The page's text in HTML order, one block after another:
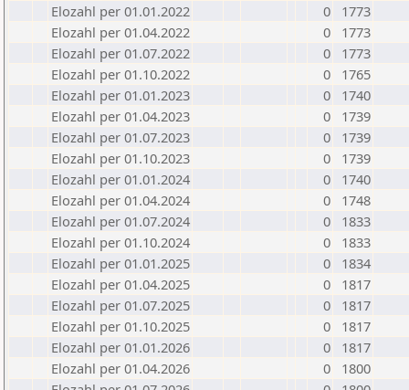
Elozahl per 01.01.2022
0
1773
Elozahl per 01.04.2022
0
1773
Elozahl per 01.07.2022
0
1773
Elozahl per 01.10.2022
0
1765
Elozahl per 01.01.2023
0
1740
Elozahl per 01.04.2023
0
1739
Elozahl per 01.07.2023
0
1739
Elozahl per 01.10.2023
0
1739
Elozahl per 01.01.2024
0
1740
Elozahl per 01.04.2024
0
1748
Elozahl per 01.07.2024
0
1833
Elozahl per 01.10.2024
0
1833
Elozahl per 01.01.2025
0
1834
Elozahl per 01.04.2025
0
1817
Elozahl per 01.07.2025
0
1817
Elozahl per 01.10.2025
0
1817
Elozahl per 01.01.2026
0
1817
Elozahl per 01.04.2026
0
1800